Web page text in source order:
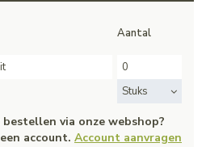
Aantal
Stuks
via onze webshop?
account. Account aanvragen